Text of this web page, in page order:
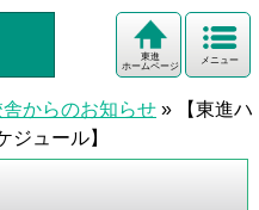
メニュー
東進
ホームページ
舎からのお知らせ »
【東進ハ
ジュール】